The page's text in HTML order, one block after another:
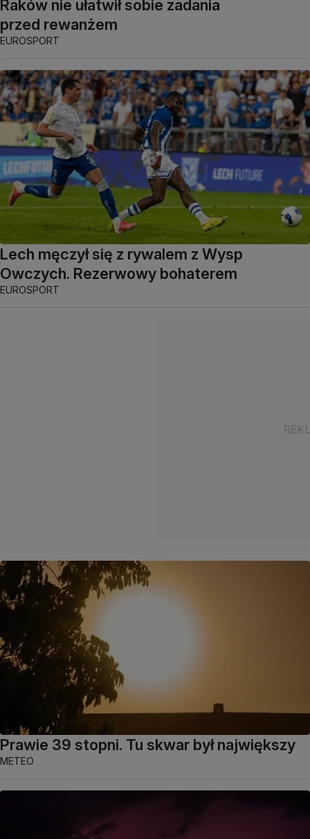
Raków nie ułatwił sobie zadania
przed rewanżem
EUROSPORT
Lech męczył się z rywalem z Wysp
Owczych. Rezerwowy bohaterem
EUROSPORT
Prawie 39 stopni. Tu skwar był największy
METEO